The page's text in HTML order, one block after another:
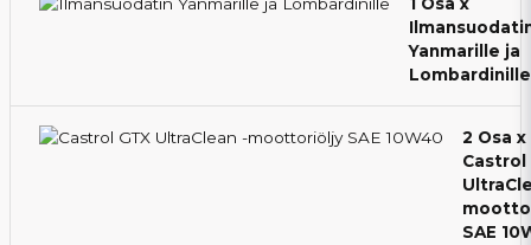
Yanmarille ja
Lombardinille
2 Osa x
Castrol
SAE